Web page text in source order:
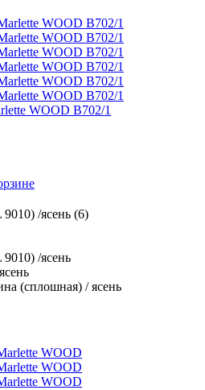
WOOD В702/1
/ясень (6)
/ясень
(сплошная) / ясень